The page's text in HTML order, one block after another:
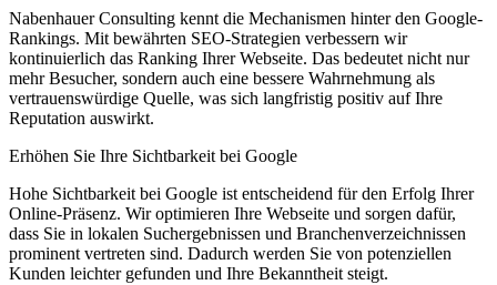
Nabenhauer Consulting kennt die Mechanismen hinter den Google-
Rankings. Mit bewährten SEO-Strategien verbessern wir
kontinuierlich das Ranking Ihrer Webseite. Das bedeutet nicht nur
mehr Besucher, sondern auch eine bessere Wahrnehmung als
vertrauenswürdige Quelle, was sich langfristig positiv auf Ihre
Reputation auswirkt.
Erhöhen Sie Ihre Sichtbarkeit bei Google
Hohe Sichtbarkeit bei Google ist entscheidend für den Erfolg Ihrer
Online-Präsenz. Wir optimieren Ihre Webseite und sorgen dafür,
dass Sie in lokalen Suchergebnissen und Branchenverzeichnissen
prominent vertreten sind. Dadurch werden Sie von potenziellen
Kunden leichter gefunden und Ihre Bekanntheit steigt.